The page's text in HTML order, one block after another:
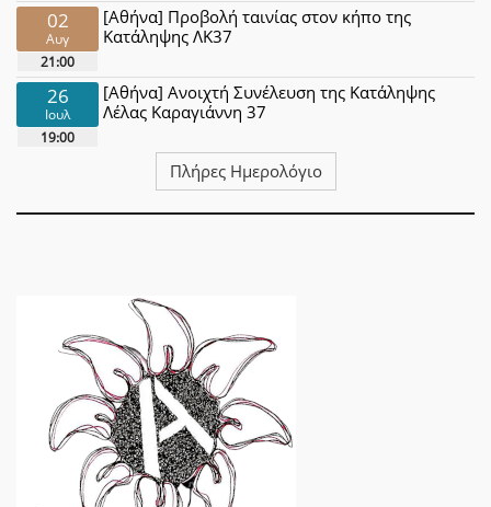
02
Αυγ
21:00
[Αθήνα] Προβολή ταινίας στον κήπο της
Κατάληψης ΛΚ37
26
Ιουλ
19:00
[Αθήνα] Ανοιχτή Συνέλευση της Κατάληψης
Λέλας Καραγιάννη 37
Πλήρες Ημερολόγιο